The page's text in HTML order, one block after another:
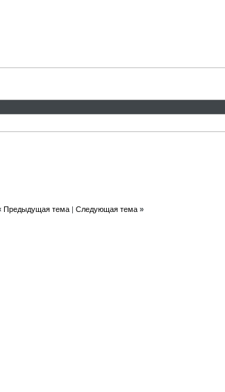
Предыдущая тема| Следующая тема »